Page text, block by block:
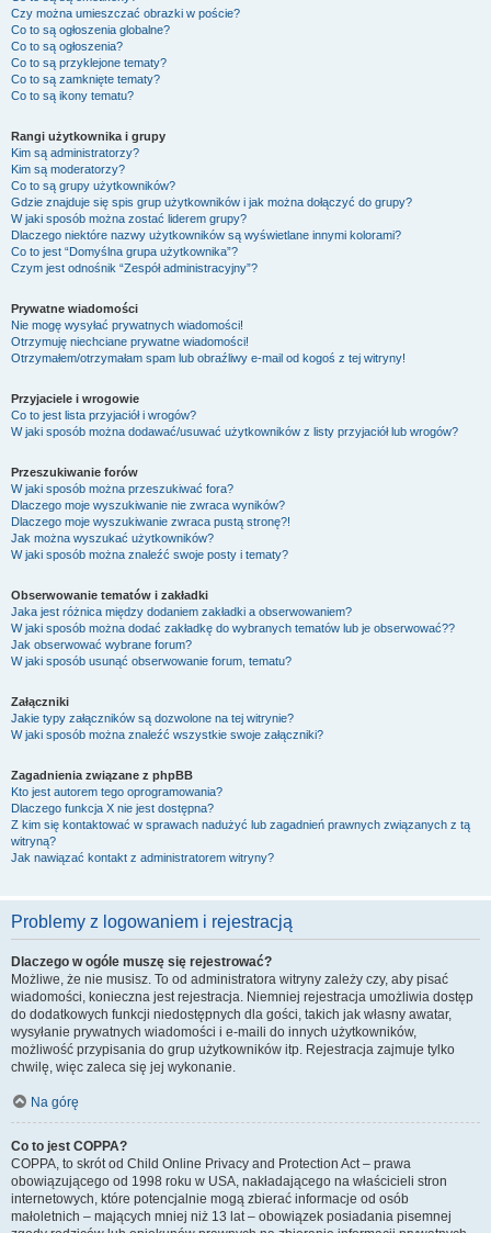
Czy można umieszczać obrazki w poście?
Co to są ogłoszenia globalne?
Co to są ogłoszenia?
Co to są przyklejone tematy?
Co to są zamknięte tematy?
Co to są ikony tematu?
Rangi użytkownika i grupy
Kim są administratorzy?
Kim są moderatorzy?
Co to są grupy użytkowników?
Gdzie znajduje się spis grup użytkowników i jak można dołączyć do grupy?
W jaki sposób można zostać liderem grupy?
Dlaczego niektóre nazwy użytkowników są wyświetlane innymi kolorami?
Co to jest “Domyślna grupa użytkownika”?
Czym jest odnośnik “Zespół administracyjny”?
Prywatne wiadomości
Nie mogę wysyłać prywatnych wiadomości!
Otrzymuję niechciane prywatne wiadomości!
Otrzymałem/otrzymałam spam lub obraźliwy e-mail od kogoś z tej witryny!
Przyjaciele i wrogowie
Co to jest lista przyjaciół i wrogów?
W jaki sposób można dodawać/usuwać użytkowników z listy przyjaciół lub wrogów?
Przeszukiwanie forów
W jaki sposób można przeszukiwać fora?
Dlaczego moje wyszukiwanie nie zwraca wyników?
Dlaczego moje wyszukiwanie zwraca pustą stronę?!
Jak można wyszukać użytkowników?
W jaki sposób można znaleźć swoje posty i tematy?
Obserwowanie tematów i zakładki
Jaka jest różnica między dodaniem zakładki a obserwowaniem?
W jaki sposób można dodać zakładkę do wybranych tematów lub je obserwować??
Jak obserwować wybrane forum?
W jaki sposób usunąć obserwowanie forum, tematu?
Załączniki
Jakie typy załączników są dozwolone na tej witrynie?
W jaki sposób można znaleźć wszystkie swoje załączniki?
Zagadnienia związane z phpBB
Kto jest autorem tego oprogramowania?
Dlaczego funkcja X nie jest dostępna?
Z kim się kontaktować w sprawach nadużyć lub zagadnień prawnych związanych z tą
witryną?
Jak nawiązać kontakt z administratorem witryny?
Problemy z logowaniem i rejestracją
Dlaczego w ogóle muszę się rejestrować?
Możliwe, że nie musisz. To od administratora witryny zależy czy, aby pisać
wiadomości, konieczna jest rejestracja. Niemniej rejestracja umożliwia dostęp
do dodatkowych funkcji niedostępnych dla gości, takich jak własny awatar,
wysyłanie prywatnych wiadomości i e-maili do innych użytkowników,
możliwość przypisania do grup użytkowników itp. Rejestracja zajmuje tylko
chwilę, więc zaleca się jej wykonanie.
Na górę
Co to jest COPPA?
COPPA, to skrót od Child Online Privacy and Protection Act – prawa
obowiązującego od 1998 roku w USA, nakładającego na właścicieli stron
internetowych, które potencjalnie mogą zbierać informacje od osób
małoletnich – mających mniej niż 13 lat – obowiązek posiadania pisemnej